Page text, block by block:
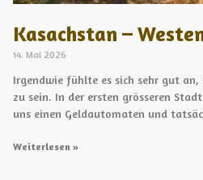
Kasachstan –
14. Mai 2026
Irgendwie fühlte es sich sehr gut
zu sein. In der ersten grösseren
uns einen Geldautomaten und
Weiterlesen »